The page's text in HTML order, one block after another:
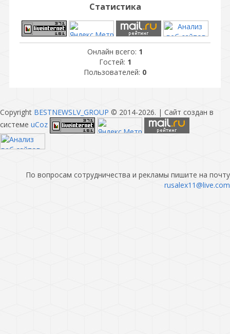
Статистика
Онлайн всего: 1
Гостей: 1
Пользователей: 0
Copyright BESTNEWSLV_GROUP © 2014-2026. | Сайт создан в
системе uCoz
По вопросам сотрудничества и рекламы пишите на почту
rusalex11@live.com